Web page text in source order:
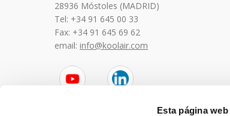
Esta página
28936 Móstoles (MADRID)
Tel: +34 91 645 00 33
Fax: +34 91 645 69 62
email: info@koolair.com